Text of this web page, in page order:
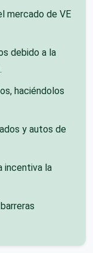
mercado de VE
debido a la
haciéndolos
y autos de
incentiva la